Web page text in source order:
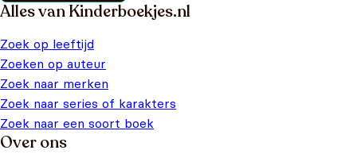
Alles van Kinderboekjes.nl
Zoek op leeftijd
Zoeken op auteur
Zoek naar merken
Zoek naar series of karakters
Zoek naar een soort boek
Over ons